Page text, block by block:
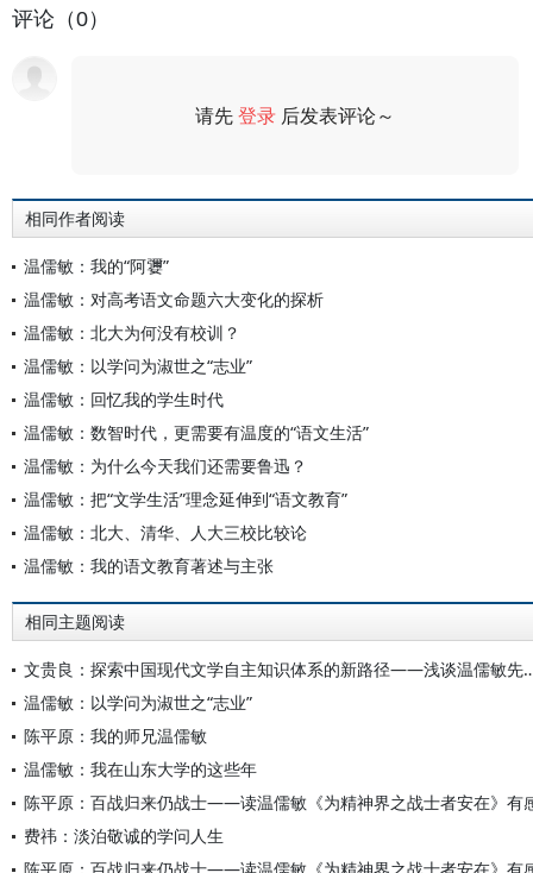
评论（0）
请先登录 后发表评论～
相同作者阅读
温儒敏：我的“阿㜷”
温儒敏：对高考语文命题六大变化的探析
温儒敏：北大为何没有校训？
温儒敏：以学问为淑世之“志业”
温儒敏：回忆我的学生时代
温儒敏：数智时代，更需要有温度的“语文生活”
温儒敏：为什么今天我们还需要鲁迅？
温儒敏：把“文学生活”理念延伸到“语文教育”
温儒敏：北大、清华、人大三校比较论
温儒敏：我的语文教育著述与主张
相同主题阅读
文贵良：探索中国现代文学自主
温儒敏：以学问为淑世之“志业”
陈平原：我的师兄温儒敏
温儒敏：我在山东大学的这些年
陈平原：百战归来仍战士——读温儒敏《为精神界之战士者安在》有
费祎：淡泊敬诚的学问人生